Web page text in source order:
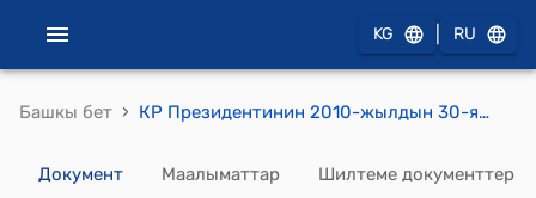
KG RU
Башкы бет › КР Президентинин 2010-жылдын 30-январындагы ПЖ № 26 "М.Т.Акбердиев, Т.С.Батырбеков жана башкалар жөнүндө" жарлыгы
Документ Маалыматтар Шилтеме документтер